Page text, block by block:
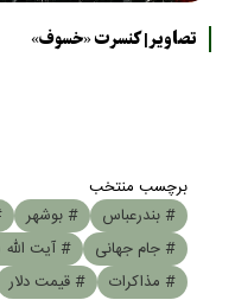
تصاویر| کنسرت «خسوف»
برچسب منتخب
# بندرعباس
# بوشهر
# جام جهانی
# آیت
# مذاکرات
# قیمت دلار